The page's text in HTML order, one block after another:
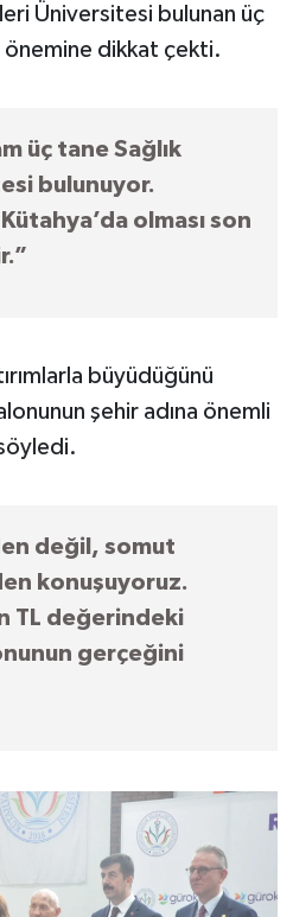
Üniversitesi bulunan üç
önemine dikkat çekti.
üç tane Sağlık
bulunuyor.
olması son
büyüdüğünü
şehir adına önemli
değil, somut
konuşuyoruz.
TL değerindeki
gerçeğini